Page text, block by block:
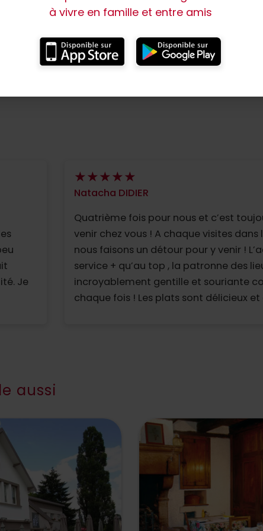
Je
Natacha DIDIER
Quatrième fois pour nous et c’est
venir chez vous ! A chaque visites dans
nous faisons un détour pour y venir !
service + qu’au top , la patronne des
incroyablement gentille et souriante
chaque fois ! Les plats sont délicieux et
aussi
à vivre en famille et entre amis